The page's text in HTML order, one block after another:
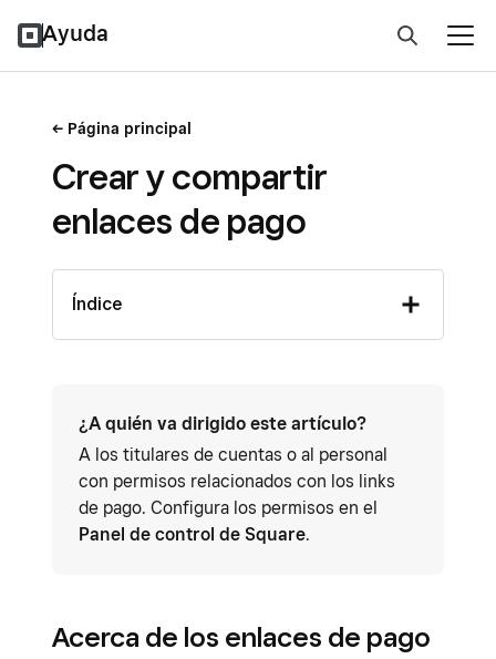
Ayuda
Página principal
Crear y compartir
enlaces de pago
Índice
¿A quién va dirigido este artículo?
A los titulares de cuentas o al personal
con permisos relacionados con los links
de pago. Configura los permisos en el
Panel de control de Square.
Acerca de los enlaces de pago